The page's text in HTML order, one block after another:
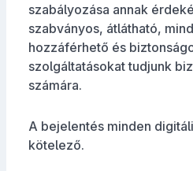
szabályozása annak
szabványos, átlátható,
hozzáférhető és
szolgáltatásokat tudjunk
számára.
A bejelentés minden
kötelező.